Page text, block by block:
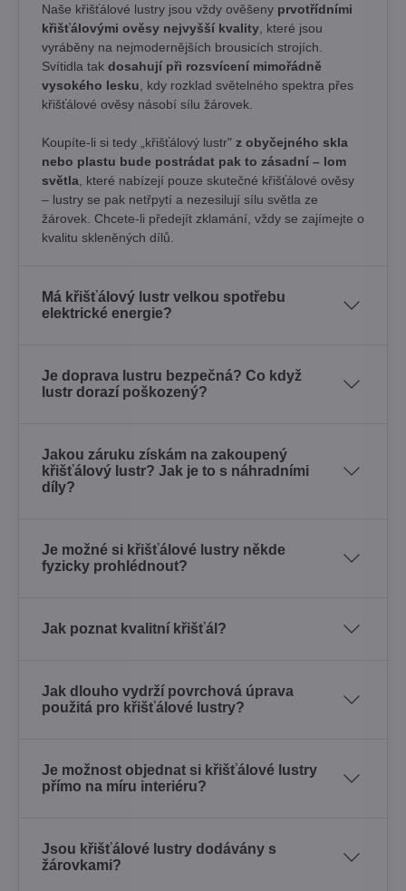
Naše křišťálové lustry jsou vždy ověšeny prvotřídními
křišťálovými ověsy nejvyšší kvality , které jsou
vyráběny na nejmodernějších brousicích strojích.
Svítidla tak dosahují při rozsvícení mimořádně
vysokého lesku , kdy rozklad světelného spektra přes
křišťálové ověsy násobí sílu žárovek. ​
Koupíte-li si tedy „křišťálový lustr" z obyčejného skla
nebo plastu bude postrádat pak to zásadní – lom
světla , které nabízejí pouze skutečné křišťálové ověsy
– lustry se pak netřpytí a nezesilují sílu světla ze
žárovek. Chcete-li předejít zklamání, vždy se zajímejte o
kvalitu skleněných dílů.
Má křišťálový lustr velkou spotřebu
elektrické energie?
Je doprava lustru bezpečná? Co když
lustr dorazí poškozený?
Jakou záruku získám na zakoupený
křišťálový lustr? Jak je to s náhradními
díly?
Je možné si křišťálové lustry někde
fyzicky prohlédnout?
Jak poznat kvalitní křišťál?
Jak dlouho vydrží povrchová úprava
použitá pro křišťálové lustry?
Je možnost objednat si křišťálové lustry
přímo na míru interiéru?
Jsou křišťálové lustry dodávány s
žárovkami?